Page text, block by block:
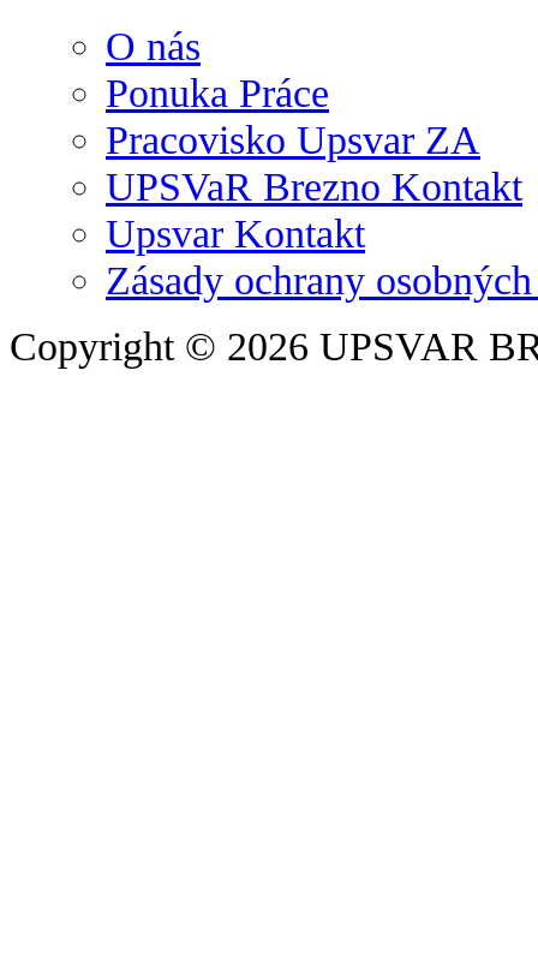
O nás
Ponuka Práce
Pracovisko Upsvar ZA
UPSVaR Brezno Kontakt
Upsvar Kontakt
Zásady ochrany
Copyright © 2026 UPSVAR